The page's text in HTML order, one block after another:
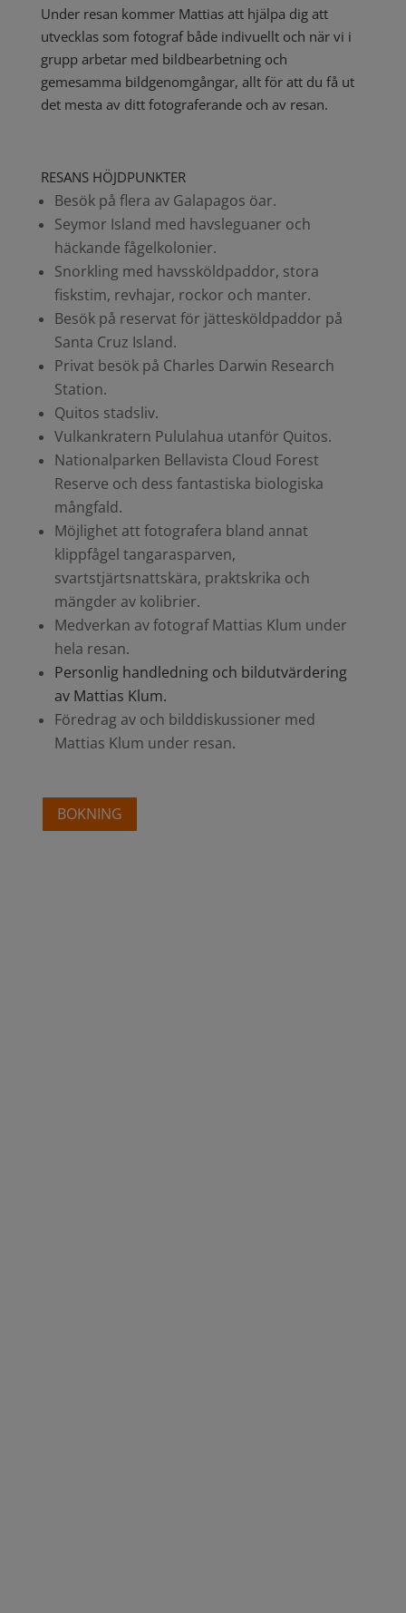
Under resan kommer Mattias att hjälpa dig att
utvecklas som fotograf både indivuellt och när vi i
grupp arbetar med bildbearbetning och
gemesamma bildgenomgångar, allt för att du få ut
det mesta av ditt fotograferande och av resan.
RESANS HÖJDPUNKTER
Besök på flera av Galapagos öar.
Seymor Island med havsleguaner och
häckande fågelkolonier.
Snorkling med havssköldpaddor, stora
fiskstim, revhajar, rockor och manter.
Besök på reservat för jättesköldpaddor på
Santa Cruz Island.
Privat besök på Charles Darwin Research
Station.
Quitos stadsliv.
Vulkankratern Pululahua utanför Quitos.
Nationalparken Bellavista Cloud Forest
Reserve och dess fantastiska biologiska
mångfald.
Möjlighet att fotografera bland annat
klippfågel tangarasparven,
svartstjärtsnattskära, praktskrika och
mängder av kolibrier.
Medverkan av fotograf Mattias Klum under
hela resan.
Personlig handledning och bildutvärdering
av Mattias Klum.
Föredrag av och bilddiskussioner med
Mattias Klum under resan.
BOKNING